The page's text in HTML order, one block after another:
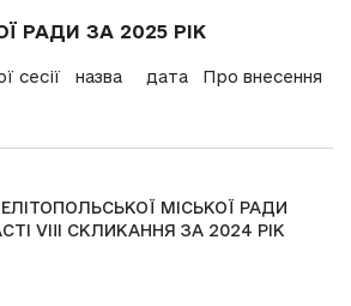
РАДИ ЗА 2025 РІК
сесії назва дата Про внесення